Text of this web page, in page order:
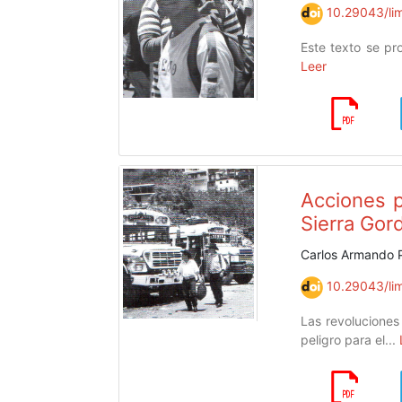
10.29043/
Este texto se
Leer
Acciones
Sierra
Carlos Armando
10.29043/
Las
peligro para el...